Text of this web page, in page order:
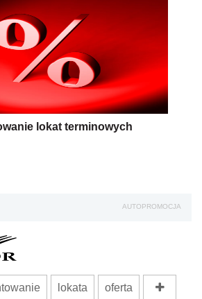
lokat terminowych
AUTOPROMOCJA
lokata oferta